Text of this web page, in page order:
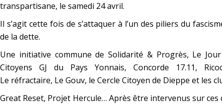
transpartisane, le samedi 24 avril.
Il s’agit cette fois de s’attaquer à l’un des piliers du
de la dette.
Une initiative commune de Solidarité & Progrès, Le
Citoyens GJ du Pays Yonnais, Concorde 17.11,
Le réfractaire, Le Gouv, le Cercle Citoyen de Dieppe et les
Great Reset, Projet Hercule… Après être intervenus sur ces